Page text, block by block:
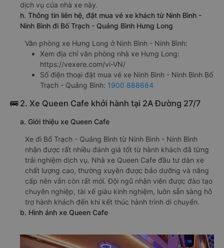
dịch vụ của nhà xe này.
h. Thông tin liên hệ, đặt mua vé xe khách từ Ninh Bình -
Ninh Bình đi Bố Trạch - Quảng Bình Hưng Long
Văn phòng xe Hưng Long ở Ninh Bình - Ninh Bình:
Xem địa chỉ văn phòng nhà xe Hưng Long:
https://vexere.com/vi-VN/
Số điện thoại đặt mua vé xe Ninh Bình - Ninh Bình Bố
Trạch - Quảng Bình: 1900 888684
🚌 2. Xe Queen Cafe khởi hành tại 2A Đường 27/7
a. Giới thiệu xe Queen Cafe
Xe đi Bố Trạch - Quảng Bình từ Ninh Bình - Ninh Bình
nhận được rất nhiều đánh giá tốt từ hành khách đã từng
trải nghiệm dịch vụ. Nhà xe Queen Cafe đầu tư dàn xe
chất lượng cao, thường xuyên được bảo dưỡng và nâng
cấp nên vẫn còn rất mới. Đội ngũ nhân viên được đào tạo
chuyên nghiệp, tài xế giàu kinh nghiệm, luôn sẵn sàng hỗ
trợ hành khách đến khi kết thúc hành trình di chuyển.
b. Hình ảnh xe Queen Cafe